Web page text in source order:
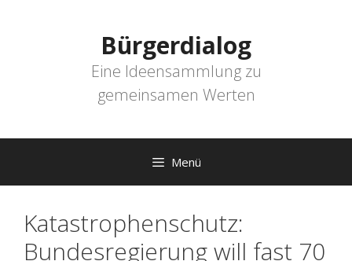
Bürgerdialog
Eine Ideensammlung zu
gemeinsamen Werten
Menü
Katastrophenschutz:
Bundesregierung will fast 70